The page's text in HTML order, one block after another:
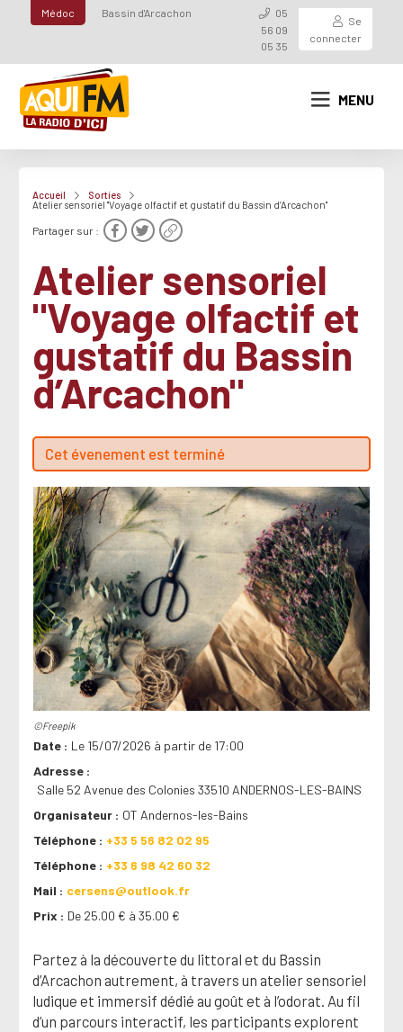
Médoc Bassin d'Arcachon
05
56 09
05 35
Se
connecter
MENU
Accueil
Sorties
Atelier sensoriel "Voyage olfactif et gustatif du Bassin d’Arcachon"
Partager sur :
Atelier sensoriel
"Voyage olfactif et
gustatif du Bassin
d’Arcachon"
Cet évenement est terminé
©Freepik
Date
Le 15/07/2026 à partir de 17:00
Adresse
Salle 52 Avenue des Colonies 33510 ANDERNOS-LES-BAINS
Organisateur
OT Andernos-les-Bains
Téléphone
+33 5 56 82 02 95
Téléphone
+33 6 98 42 60 32
Mail
cersens@outlook.fr
Prix
De 25.00 € à 35.00 €
Partez à la découverte du littoral et du Bassin
d’Arcachon autrement, à travers un atelier sensoriel
ludique et immersif dédié au goût et à l’odorat. Au fil
d’un parcours interactif, les participants explorent